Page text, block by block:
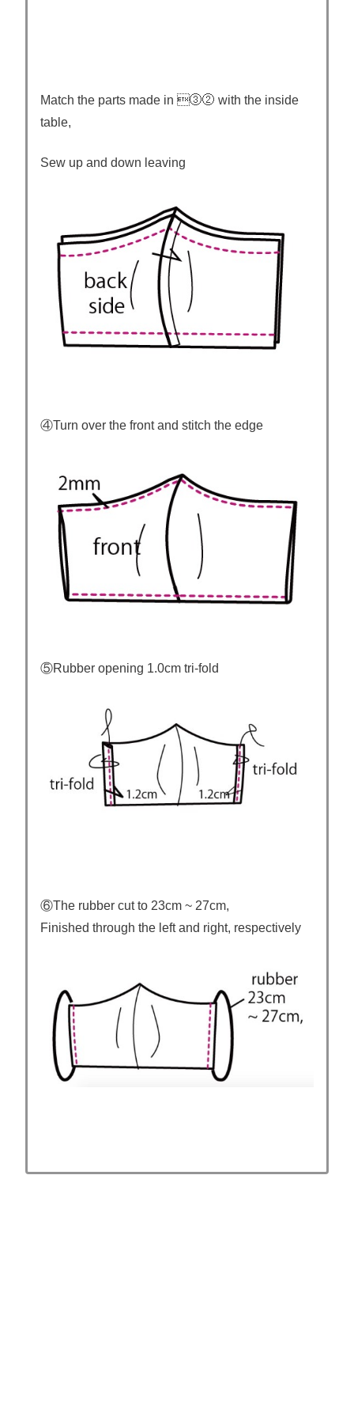
Match the parts made in ③② with the inside
table,
Sew up and down leaving
④Turn over the front and stitch the edge
⑤Rubber opening 1.0cm tri-fold
⑥The rubber cut to 23cm ~ 27cm,
Finished through the left and right, respectively